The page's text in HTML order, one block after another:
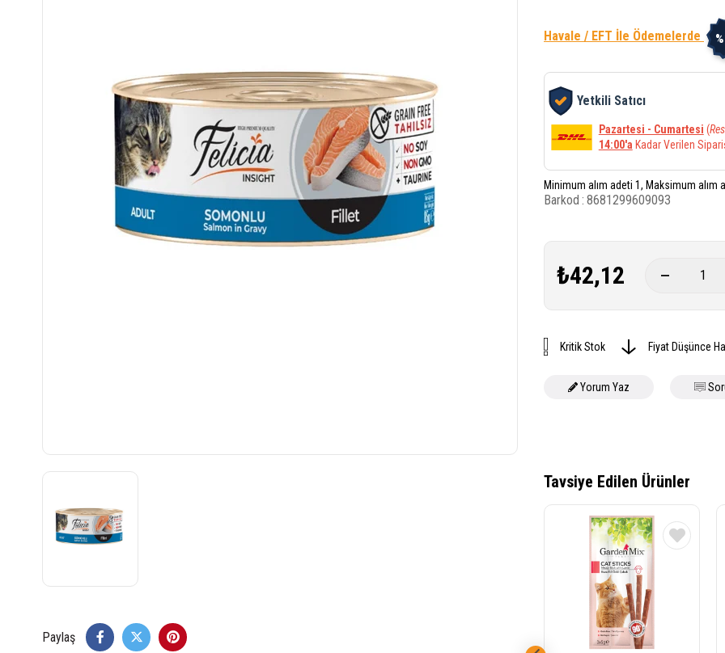
Paylaş
Havale / EFT İle Ödemelerde
Yetkili Satıcı
Pazartesi - Cumartesi (
14:00'a Kadar Verilen
Minimum alım adeti 1, Maksimum alım
Barkod : 8681299609093
₺42,12
Kritik Stok Fiyat Düşünce
Yorum Yaz